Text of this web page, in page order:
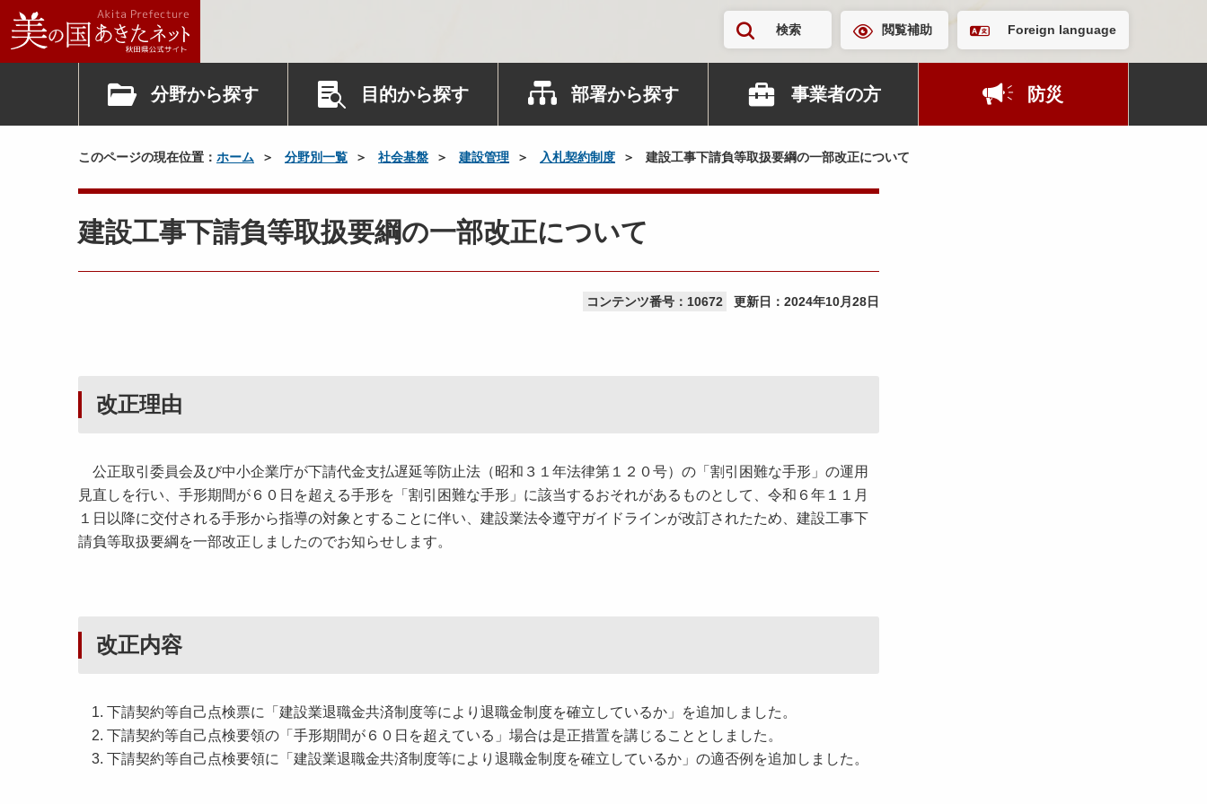
検索 閲覧補助 Foreign language
分野から探す 目的から探す 部署から探す 事業者の方 防災
このページの現在位置： ホーム 分野別一覧 社会基盤 建設管理 入札契約制度 建設工事下請負等取扱要綱の一部改正について
建設工事下請負等取扱要綱の一部改正について
コンテンツ番号：10672 更新日： 2024年10月28日
改正理由
公正取引委員会及び中小企業庁が下請代金支払遅延等防止法（昭和３１年法律第１２０号）の「割引困難な手形」の運用
見直しを行い、手形期間が６０日を超える手形を「割引困難な手形」に該当するおそれがあるものとして、令和６年１１月
１日以降に交付される手形から指導の対象とすることに伴い、建設業法令遵守ガイドラインが改訂されたため、建設工事下
請負等取扱要綱を一部改正しましたのでお知らせします。
改正内容
下請契約等自己点検票に「建設業退職金共済制度等により退職金制度を確立しているか」を追加しました。
下請契約等自己点検要領の「手形期間が６０日を超えている」場合は是正措置を講じることとしました。
下請契約等自己点検要領に「建設業退職金共済制度等により退職金制度を確立しているか」の適否例を追加しました。